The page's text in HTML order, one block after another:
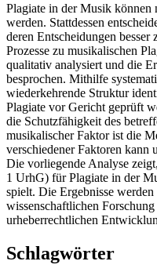
Plagiate in der Musik
werden. Stattdessen
deren Entscheidungen
Prozesse zu musikalischen
qualitativ analysiert und die
besprochen. Mithilfe
wiederkehrende Struktur
Plagiate vor Gericht geprüft
die Schutzfähigkeit des
musikalischer Faktor ist die
verschiedener Faktoren kann
Die vorliegende Analyse
1 UrhG) für Plagiate in der
spielt. Die Ergebnisse
wissenschaftlichen
urheberrechtlichen
Schlagwörter